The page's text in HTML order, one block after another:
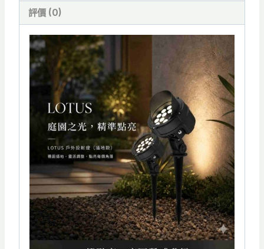
投
光
燈
IP65(插
款)
數
評價 (0)